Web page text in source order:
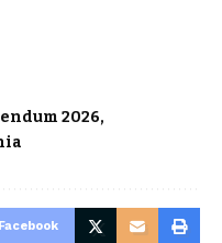
2026
Facebook